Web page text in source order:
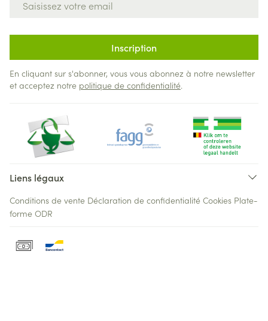
Inscription
En cliquant sur s'abonner, vous vous abonnez à notre newsletter
et acceptez notre politique de confidentialité.
Liens légaux
Conditions de vente Déclaration de confidentialité Cookies Plate-
forme ODR